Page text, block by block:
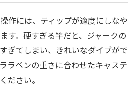
作には、ティップが適度にしなや
す。硬すぎる竿だと、ジャークの
ぎてしまい、きれいなダイブがで
ラペンの重さに合わせたキャステ
ださい。